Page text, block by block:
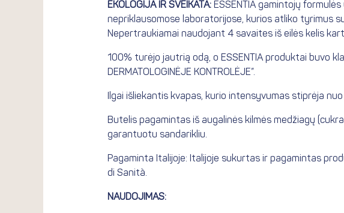
EKOLOGIJA IR SVEIKATA: ESSENTIA gamintojų
nepriklausomose laboratorijose, kurios atliko tyrimus
Nepertraukiamai naudojant 4 savaites iš eilės kelis
100% turėjo jautrią odą, o ESSENTIA produktai buvo
DERMATOLOGINĖJE KONTROLĖJE”.
Ilgai išliekantis kvapas, kurio intensyvumas stiprėja
Butelis pagamintas iš augalinės kilmės medžiagų
garantuotu sandarikliu.
Pagaminta Italijoje: Italijoje sukurtas ir pagamintas
di Sanità.
NAUDOJIMAS: